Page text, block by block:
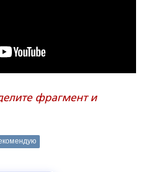
фрагмент и